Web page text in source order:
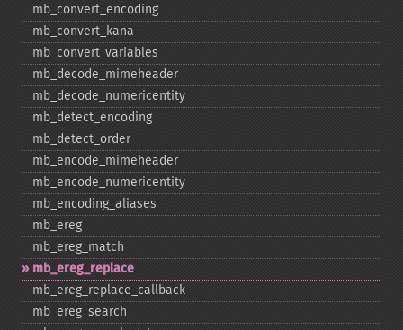
mb_​convert_​encoding
mb_​convert_​kana
mb_​convert_​variables
mb_​decode_​mimeheader
mb_​decode_​numericentity
mb_​detect_​encoding
mb_​detect_​order
mb_​encode_​mimeheader
mb_​encode_​numericentity
mb_​encoding_​aliases
mb_​ereg
mb_​ereg_​match
mb_​ereg_​replace
mb_​ereg_​replace_​callback
mb_​ereg_​search